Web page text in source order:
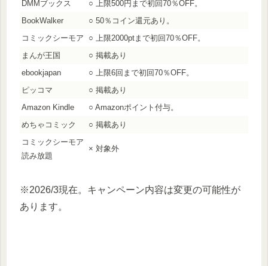
DMMブックス
○ 上限500円まで初回70％OFF。
BookWalker
○ 50％コイン還元あり。
コミックシーモア
○ 上限2000ptまで初回70％OFF。
まんが王国
○ 掲載あり
ebookjapan
○ 上限6回まで初回70％OFF。
ピッコマ
○ 掲載あり
Amazon Kindle
○ Amazonポイント付与。
めちゃコミック
○ 掲載あり
コミックシーモア
読み放題
× 対象外
※2026/3現在。キャンペーン内容は変更の可能性が
あります。